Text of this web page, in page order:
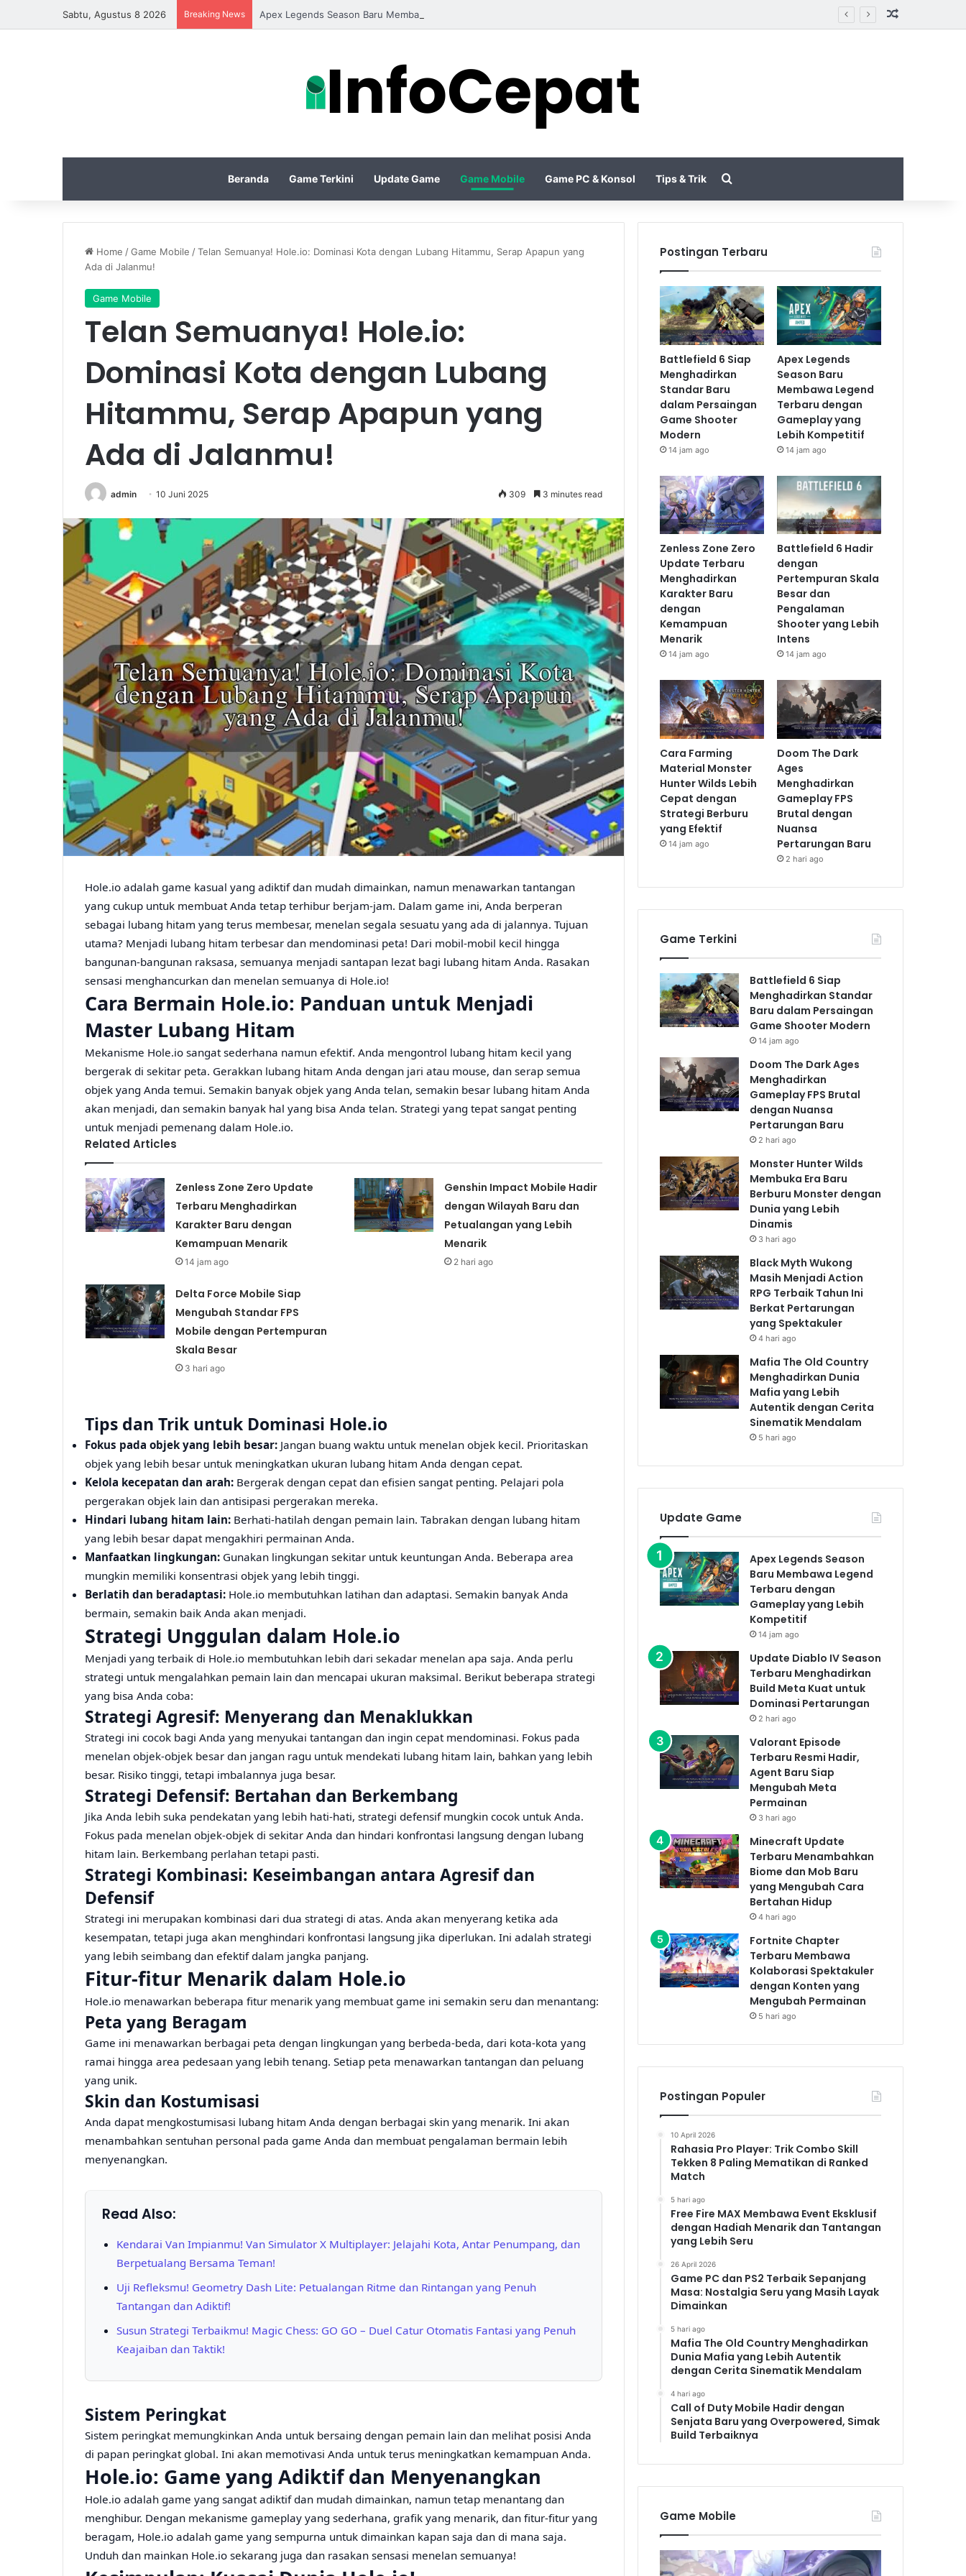
Sabtu, Agustus 8 2026 Breaking News Apex Legends Season Baru Membawa Legend Terbaru dengan Gameplay yang Lebih Kompetitif
Beranda Game Terkini Update Game Game Mobile Game PC & Konsol Tips & Trik
Home /Game Mobile /Telan Semuanya! Hole.io: Dominasi Kota dengan Lubang Hitammu, Serap Apapun yang
Ada di Jalanmu!
Game Mobile
Telan Semuanya! Hole.io:
Dominasi Kota dengan Lubang
Hitammu, Serap Apapun yang
Ada di Jalanmu!
admin 10 Juni 2025 309 3 minutes read
Hole.io adalah game kasual yang adiktif dan mudah dimainkan, namun menawarkan tantangan
yang cukup untuk membuat Anda tetap terhibur berjam-jam. Dalam game ini, Anda berperan
sebagai lubang hitam yang terus membesar, menelan segala sesuatu yang ada di jalannya. Tujuan
utama? Menjadi lubang hitam terbesar dan mendominasi peta! Dari mobil-mobil kecil hingga
bangunan-bangunan raksasa, semuanya menjadi santapan lezat bagi lubang hitam Anda. Rasakan
sensasi menghancurkan dan menelan semuanya di Hole.io!
Cara Bermain Hole.io: Panduan untuk Menjadi
Master Lubang Hitam
Mekanisme Hole.io sangat sederhana namun efektif. Anda mengontrol lubang hitam kecil yang
bergerak di sekitar peta. Gerakkan lubang hitam Anda dengan jari atau mouse, dan serap semua
objek yang Anda temui. Semakin banyak objek yang Anda telan, semakin besar lubang hitam Anda
akan menjadi, dan semakin banyak hal yang bisa Anda telan. Strategi yang tepat sangat penting
untuk menjadi pemenang dalam Hole.io.
Related Articles
Zenless Zone Zero Update
Terbaru Menghadirkan
Karakter Baru dengan
Kemampuan Menarik
14 jam ago
Genshin Impact Mobile Hadir
dengan Wilayah Baru dan
Petualangan yang Lebih
Menarik
2 hari ago
Delta Force Mobile Siap
Mengubah Standar FPS
Mobile dengan Pertempuran
Skala Besar
3 hari ago
Tips dan Trik untuk Dominasi Hole.io
Fokus pada objek yang lebih besar: Jangan buang waktu untuk menelan objek kecil. Prioritaskan
objek yang lebih besar untuk meningkatkan ukuran lubang hitam Anda dengan cepat.
Kelola kecepatan dan arah: Bergerak dengan cepat dan efisien sangat penting. Pelajari pola
pergerakan objek lain dan antisipasi pergerakan mereka.
Hindari lubang hitam lain: Berhati-hatilah dengan pemain lain. Tabrakan dengan lubang hitam
yang lebih besar dapat mengakhiri permainan Anda.
Manfaatkan lingkungan: Gunakan lingkungan sekitar untuk keuntungan Anda. Beberapa area
mungkin memiliki konsentrasi objek yang lebih tinggi.
Berlatih dan beradaptasi: Hole.io membutuhkan latihan dan adaptasi. Semakin banyak Anda
bermain, semakin baik Anda akan menjadi.
Strategi Unggulan dalam Hole.io
Menjadi yang terbaik di Hole.io membutuhkan lebih dari sekadar menelan apa saja. Anda perlu
strategi untuk mengalahkan pemain lain dan mencapai ukuran maksimal. Berikut beberapa strategi
yang bisa Anda coba:
Strategi Agresif: Menyerang dan Menaklukkan
Strategi ini cocok bagi Anda yang menyukai tantangan dan ingin cepat mendominasi. Fokus pada
menelan objek-objek besar dan jangan ragu untuk mendekati lubang hitam lain, bahkan yang lebih
besar. Risiko tinggi, tetapi imbalannya juga besar.
Strategi Defensif: Bertahan dan Berkembang
Jika Anda lebih suka pendekatan yang lebih hati-hati, strategi defensif mungkin cocok untuk Anda.
Fokus pada menelan objek-objek di sekitar Anda dan hindari konfrontasi langsung dengan lubang
hitam lain. Berkembang perlahan tetapi pasti.
Strategi Kombinasi: Keseimbangan antara Agresif dan
Defensif
Strategi ini merupakan kombinasi dari dua strategi di atas. Anda akan menyerang ketika ada
kesempatan, tetapi juga akan menghindari konfrontasi langsung jika diperlukan. Ini adalah strategi
yang lebih seimbang dan efektif dalam jangka panjang.
Fitur-fitur Menarik dalam Hole.io
Hole.io menawarkan beberapa fitur menarik yang membuat game ini semakin seru dan menantang:
Peta yang Beragam
Game ini menawarkan berbagai peta dengan lingkungan yang berbeda-beda, dari kota-kota yang
ramai hingga area pedesaan yang lebih tenang. Setiap peta menawarkan tantangan dan peluang
yang unik.
Skin dan Kostumisasi
Anda dapat mengkostumisasi lubang hitam Anda dengan berbagai skin yang menarik. Ini akan
menambahkan sentuhan personal pada game Anda dan membuat pengalaman bermain lebih
menyenangkan.
Read Also:
Kendarai Van Impianmu! Van Simulator X Multiplayer: Jelajahi Kota, Antar Penumpang, dan
Berpetualang Bersama Teman!
Uji Refleksmu! Geometry Dash Lite: Petualangan Ritme dan Rintangan yang Penuh
Tantangan dan Adiktif!
Susun Strategi Terbaikmu! Magic Chess: GO GO – Duel Catur Otomatis Fantasi yang Penuh
Keajaiban dan Taktik!
Sistem Peringkat
Sistem peringkat memungkinkan Anda untuk bersaing dengan pemain lain dan melihat posisi Anda
di papan peringkat global. Ini akan memotivasi Anda untuk terus meningkatkan kemampuan Anda.
Hole.io: Game yang Adiktif dan Menyenangkan
Hole.io adalah game yang sangat adiktif dan mudah dimainkan, namun tetap menantang dan
menghibur. Dengan mekanisme gameplay yang sederhana, grafik yang menarik, dan fitur-fitur yang
beragam, Hole.io adalah game yang sempurna untuk dimainkan kapan saja dan di mana saja.
Unduh dan mainkan Hole.io sekarang juga dan rasakan sensasi menelan semuanya!
Postingan Terbaru
Battlefield 6 Siap
Menghadirkan
Standar Baru
dalam Persaingan
Game Shooter
Modern
14 jam ago
Apex Legends
Season Baru
Membawa Legend
Terbaru dengan
Gameplay yang
Lebih Kompetitif
14 jam ago
Zenless Zone Zero
Update Terbaru
Menghadirkan
Karakter Baru
dengan
Kemampuan
Menarik
14 jam ago
Battlefield 6 Hadir
dengan
Pertempuran Skala
Besar dan
Pengalaman
Shooter yang Lebih
Intens
14 jam ago
Cara Farming
Material Monster
Hunter Wilds Lebih
Cepat dengan
Strategi Berburu
yang Efektif
14 jam ago
Doom The Dark
Ages
Menghadirkan
Gameplay FPS
Brutal dengan
Nuansa
Pertarungan Baru
2 hari ago
Game Terkini
Battlefield 6 Siap
Menghadirkan Standar
Baru dalam Persaingan
Game Shooter Modern
14 jam ago
Doom The Dark Ages
Menghadirkan
Gameplay FPS Brutal
dengan Nuansa
Pertarungan Baru
2 hari ago
Monster Hunter Wilds
Membuka Era Baru
Berburu Monster dengan
Dunia yang Lebih
Dinamis
3 hari ago
Black Myth Wukong
Masih Menjadi Action
RPG Terbaik Tahun Ini
Berkat Pertarungan
yang Spektakuler
4 hari ago
Mafia The Old Country
Menghadirkan Dunia
Mafia yang Lebih
Autentik dengan Cerita
Sinematik Mendalam
5 hari ago
Update Game
Apex Legends Season
Baru Membawa Legend
Terbaru dengan
Gameplay yang Lebih
Kompetitif
14 jam ago
Update Diablo IV Season
Terbaru Menghadirkan
Build Meta Kuat untuk
Dominasi Pertarungan
2 hari ago
Valorant Episode
Terbaru Resmi Hadir,
Agent Baru Siap
Mengubah Meta
Permainan
3 hari ago
Minecraft Update
Terbaru Menambahkan
Biome dan Mob Baru
yang Mengubah Cara
Bertahan Hidup
4 hari ago
Fortnite Chapter
Terbaru Membawa
Kolaborasi Spektakuler
dengan Konten yang
Mengubah Permainan
5 hari ago
Postingan Populer
10 April 2026
Rahasia Pro Player: Trik Combo Skill
Tekken 8 Paling Mematikan di Ranked
Match
5 hari ago
Free Fire MAX Membawa Event Eksklusif
dengan Hadiah Menarik dan Tantangan
yang Lebih Seru
26 April 2026
Game PC dan PS2 Terbaik Sepanjang
Masa: Nostalgia Seru yang Masih Layak
Dimainkan
5 hari ago
Mafia The Old Country Menghadirkan
Dunia Mafia yang Lebih Autentik
dengan Cerita Sinematik Mendalam
4 hari ago
Call of Duty Mobile Hadir dengan
Senjata Baru yang Overpowered, Simak
Build Terbaiknya
Game Mobile